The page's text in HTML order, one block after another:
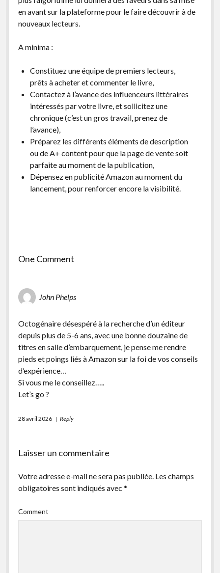
en avant sur la plateforme pour le faire découvrir à de
nouveaux lecteurs.
A minima :
Constituez une équipe de premiers lecteurs,
prêts à acheter et commenter le livre,
Contactez à l’avance des influenceurs littéraires
intéressés par votre livre, et sollicitez une
chronique (c’est un gros travail, prenez de
l’avance),
Préparez les différents éléments de description
ou de A+ content pour que la page de vente soit
parfaite au moment de la publication,
Dépensez en publicité Amazon au moment du
lancement, pour renforcer encore la visibilité.
One Comment
John Phelps
Octogénaire désespéré à la recherche d’un éditeur
depuis plus de 5-6 ans, avec une bonne douzaine de
titres en salle d’embarquement, je pense me rendre
pieds et poings liés à Amazon sur la foi de vos conseils
d’expérience…
Si vous me le conseillez…..
Let’s go ?
28 avril 2026 Reply
Laisser un commentaire
Votre adresse e-mail ne sera pas publiée. Les champs
obligatoires sont indiqués avec *
Comment